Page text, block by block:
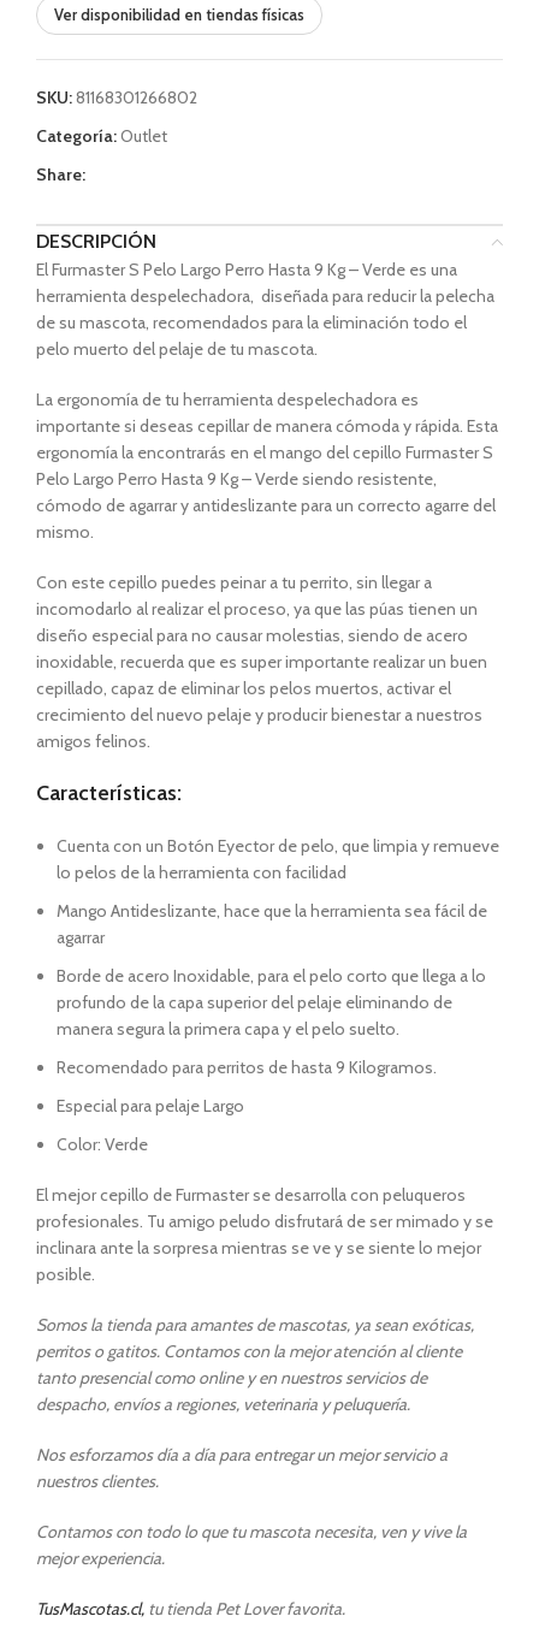
Ver disponibilidad en tiendas físicas
SKU:81168301266802
Categoría:Outlet
Share:
DESCRIPCIÓN
El Furmaster S Pelo Largo Perro Hasta 9 Kg – Verde es una
herramienta despelechadora, diseñada para reducir la pelecha
de su mascota, recomendados para la eliminación todo el
pelo muerto del pelaje de tu mascota.
La ergonomía de tu herramienta despelechadora es
importante si deseas cepillar de manera cómoda y rápida. Esta
ergonomía la encontrarás en el mango del cepillo Furmaster S
Pelo Largo Perro Hasta 9 Kg – Verde siendo resistente,
cómodo de agarrar y antideslizante para un correcto agarre del
mismo.
Con este cepillo puedes peinar a tu perrito, sin llegar a
incomodarlo al realizar el proceso, ya que las púas tienen un
diseño especial para no causar molestias, siendo de acero
inoxidable, recuerda que es super importante realizar un buen
cepillado, capaz de eliminar los pelos muertos, activar el
crecimiento del nuevo pelaje y producir bienestar a nuestros
amigos felinos.
Características:
Cuenta con un Botón Eyector de pelo, que limpia y remueve
lo pelos de la herramienta con facilidad
Mango Antideslizante, hace que la herramienta sea fácil de
agarrar
Borde de acero Inoxidable, para el pelo corto que llega a lo
profundo de la capa superior del pelaje eliminando de
manera segura la primera capa y el pelo suelto.
Recomendado para perritos de hasta 9 Kilogramos.
Especial para pelaje Largo
Color: Verde
El mejor cepillo de Furmasterse desarrolla con peluqueros
profesionales. Tu amigo peludo disfrutará de ser mimado y se
inclinara ante la sorpresa mientras se ve y se siente lo mejor
posible.
Somos la tienda para amantes de mascotas, ya sean exóticas,
perritos o gatitos. Contamos con la mejor atención al cliente
tanto presencial como online y en nuestros servicios de
despacho, envíos a regiones, veterinaria y peluquería.
Nos esforzamos día a día para entregar un mejor servicio a
nuestros clientes.
Contamos con todo lo que tu mascota necesita, ven y vive la
mejor experiencia.
TusMascotas.cl, tu tienda Pet Lover favorita.